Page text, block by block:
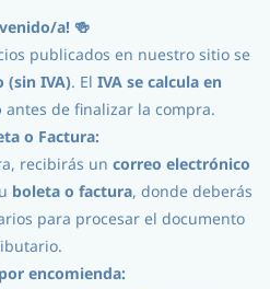
Cerveza
a! 🍻
publicados en nuestro sitio se
(sin IVA). El IVA se calcula en
antes de finalizar la compra.
o Factura:
recibirás un correo electrónico
boleta o factura, donde deberás
para procesar el documento
encomienda: